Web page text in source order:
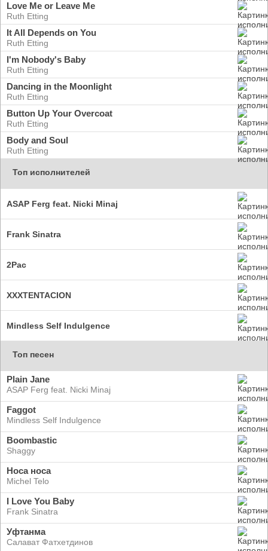
Love Me or Leave Me
Ruth Etting
It All Depends on You
Ruth Etting
I'm Nobody's Baby
Ruth Etting
Dancing in the Moonlight
Ruth Etting
Button Up Your Overcoat
Ruth Etting
Body and Soul
Ruth Etting
Топ исполнителей
ASAP Ferg feat. Nicki Minaj
Frank Sinatra
2Pac
XXXTENTACION
Mindless Self Indulgence
Топ песен
Plain Jane
ASAP Ferg feat. Nicki Minaj
Faggot
Mindless Self Indulgence
Boombastic
Shaggy
Носа носа
Michel Telo
I Love You Baby
Frank Sinatra
Уфтанма
Салават Фатхетдинов